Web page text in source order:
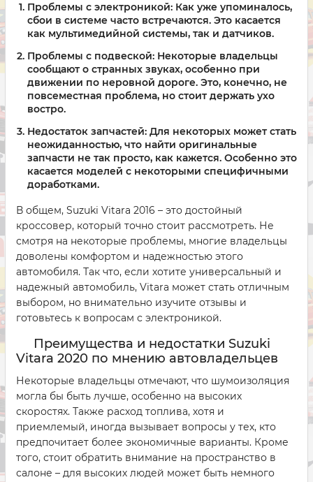
Проблемы с электроникой: Как уже упоминалось,
сбои в системе часто встречаются. Это касается
как мультимедийной системы, так и датчиков.
Проблемы с подвеской: Некоторые владельцы
сообщают о странных звуках, особенно при
движении по неровной дороге. Это, конечно, не
повсеместная проблема, но стоит держать ухо
востро.
Недостаток запчастей: Для некоторых может стать
неожиданностью, что найти оригинальные
запчасти не так просто, как кажется. Особенно это
касается моделей с некоторыми специфичными
доработками.
В общем, Suzuki Vitara 2016 – это достойный
кроссовер, который точно стоит рассмотреть. Не
смотря на некоторые проблемы, многие владельцы
доволены комфортом и надежностью этого
автомобиля. Так что, если хотите универсальный и
надежный автомобиль, Vitara может стать отличным
выбором, но внимательно изучите отзывы и
готовьтесь к вопросам с электроникой.
Преимущества и недостатки Suzuki
Vitara 2020 по мнению автовладельцев
Некоторые владельцы отмечают, что шумоизоляция
могла бы быть лучше, особенно на высоких
скоростях. Также расход топлива, хотя и
приемлемый, иногда вызывает вопросы у тех, кто
предпочитает более экономичные варианты. Кроме
того, стоит обратить внимание на пространство в
салоне – для высоких людей может быть немного